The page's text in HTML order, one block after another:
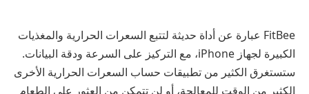
FitBee عبارة عن أداة حديثة لتتبع السعرات الحرارية والمغذيات
الكبيرة لجهاز iPhone، مع التركيز على السرعة ودقة البيانات.
ستستغرق الكثير من تطبيقات حساب السعرات الحرارية الأخرى
الكثير من الوقت للمعالجة، أو لن تتمكن من العثور على الطعام